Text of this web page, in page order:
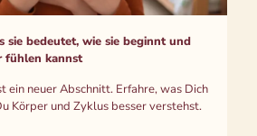
sie bedeutet, wie sie beginnt und
fühlen kannst
ein neuer Abschnitt. Erfahre, was Dich
Körper und Zyklus besser verstehst.